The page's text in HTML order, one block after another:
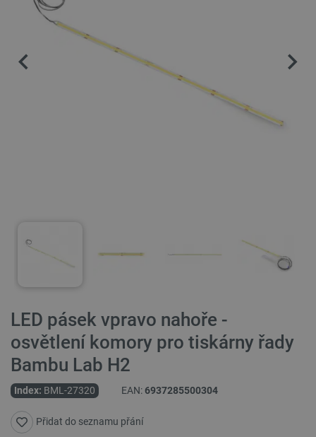
LED pásek vpravo nahoře -
osvětlení komory pro tiskárny řady
Bambu Lab H2
Index: BML-27320 EAN:6937285500304
Přidat do seznamu přání